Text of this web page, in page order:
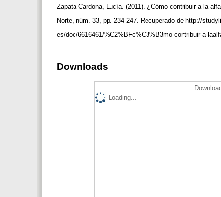
Zapata Cardona, Lucía. (2011). ¿Cómo contribuir a la
Norte, núm. 33, pp. 234-247. Recuperado de http://
es/doc/6616461/%C2%BFc%C3%B3mo-contribuir-a-
Downloads
Loading...